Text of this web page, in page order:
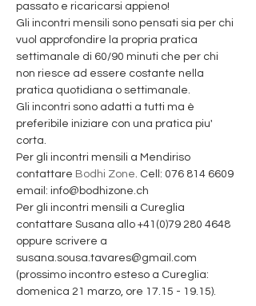
passato e ricaricarsi appieno!
Gli incontri mensili sono pensati sia per chi
vuol approfondire la propria pratica
settimanale di 60/90 minuti che per chi
non riesce ad essere costante nella
pratica quotidiana o settimanale.
Gli incontri sono adatti a tutti ma è
preferibile iniziare con una pratica piu'
corta.
Per gli incontri mensili a Mendiriso
contattare Bodhi Zone. Cell: 076 814 6609
email: info@bodhizone.ch
Per gli incontri mensili a Cureglia
contattare Susana allo +41(0)79 280 4648
oppure scrivere a
susana.sousa.tavares@gmail.com
(prossimo incontro esteso a Cureglia:
domenica 21 marzo, ore 17.15 - 19.15).